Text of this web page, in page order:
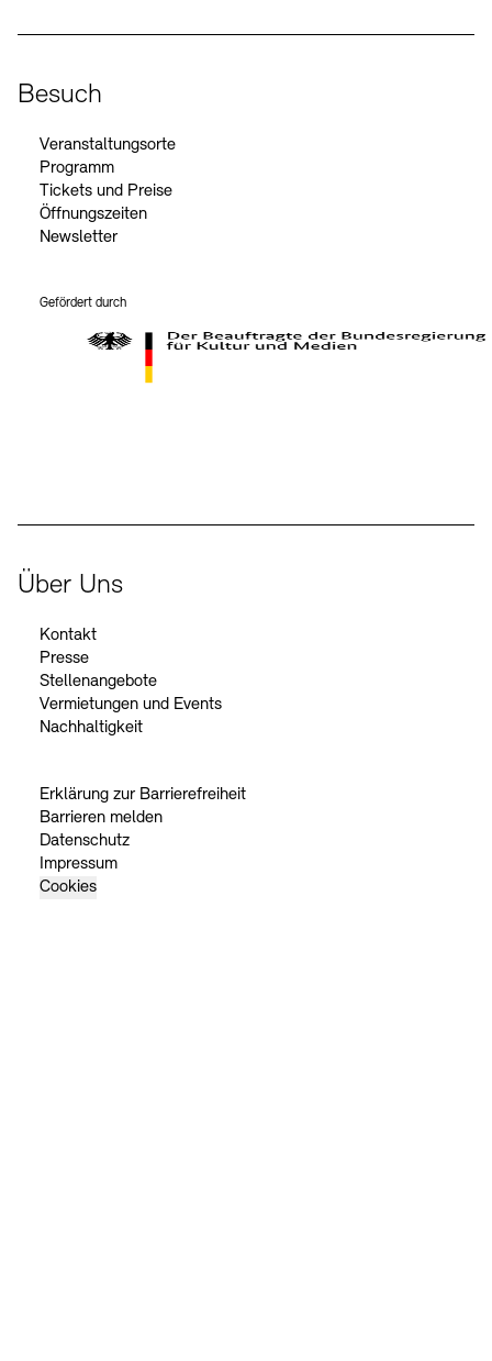
Besuch
Veranstaltungsorte
Programm
Tickets und Preise
Öffnungszeiten
Newsletter
Gefördert durch
Über Uns
Kontakt
Presse
Stellenangebote
Vermietungen und Events
Nachhaltigkeit
Erklärung zur Barrierefreiheit
Barrieren melden
Datenschutz
Impressum
Cookies